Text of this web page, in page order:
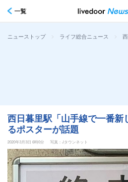
一覧
ニューストップ > ライフ総合ニュース >
西日暮里駅「山手線で一番新
るポスターが話題
2020年3月3日 6時0分 写真：Jタウンネット